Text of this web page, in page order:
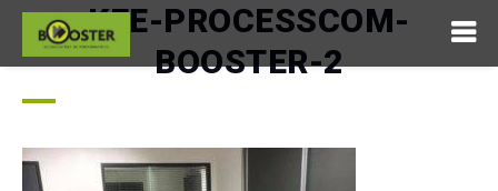
KFE-PROCESSCOM-
BOOSTER-2